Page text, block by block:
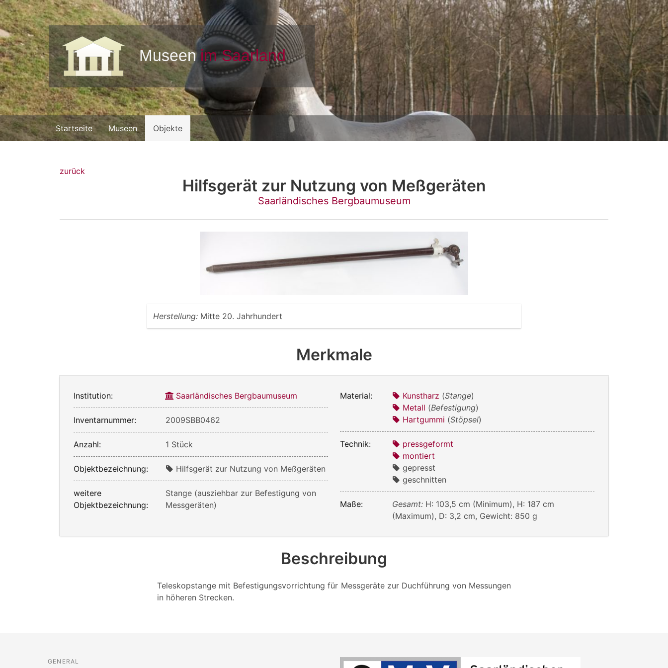
Startseite Museen Objekte
zurück
Hilfsgerät zur Nutzung von Meßgeräten
Saarländisches Bergbaumuseum
Herstellung: Mitte 20. Jahrhundert
Merkmale
Institution: Saarländisches Bergbaumuseum
Inventarnummer: 2009SBB0462
Anzahl: 1 Stück
Objektbezeichnung: Hilfsgerät zur Nutzung von Meßgeräten
weitere
Objektbezeichnung:
Stange (ausziehbar zur Befestigung von
Messgeräten)
Material: Kunstharz (Stange)
Metall (Befestigung)
Hartgummi (Stöpsel)
Technik:
pressgeformt
montiert
gepresst
geschnitten
Maße: Gesamt: H: 103,5 cm (Minimum), H: 187 cm
(Maximum), D: 3,2 cm, Gewicht: 850 g
Beschreibung
Teleskopstange mit Befestigungsvorrichtung für Messgeräte zur Duchführung von Messungen
in höheren Strecken.
GENERAL